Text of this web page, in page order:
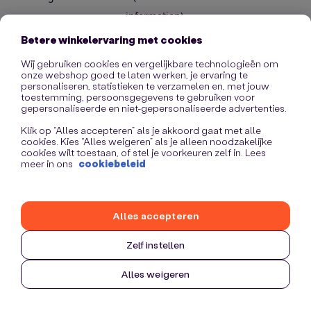
information).
Betere winkelervaring met cookies
Wij gebruiken cookies en vergelijkbare technologieën om
onze webshop goed te laten werken, je ervaring te
personaliseren, statistieken te verzamelen en, met jouw
toestemming, persoonsgegevens te gebruiken voor
gepersonaliseerde en niet-gepersonaliseerde advertenties.
Klik op “Alles accepteren” als je akkoord gaat met alle
cookies. Kies “Alles weigeren” als je alleen noodzakelijke
cookies wilt toestaan, of stel je voorkeuren zelf in. Lees
meer in ons cookiebeleid
Zelf instellen
Alles weigeren
Alles accepteren